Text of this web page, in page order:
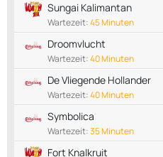
Sungai Kalimantan
Wartezeit:45 Minuten
Droomvlucht
Wartezeit:40 Minuten
De Vliegende Hollander
Wartezeit:40 Minuten
Symbolica
Wartezeit:35 Minuten
Fort Knalkruit